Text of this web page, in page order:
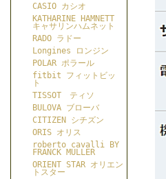
CASIO カシオ
KATHARINE HAMNETT
キャサリンハムネット
RADO ラドー
Longines ロンジン
POLAR ポラール
fitbit フィットビッ
ト
TISSOT ティソ
BULOVA ブローバ
CITIZEN シチズン
ORIS オリス
roberto cavalli BY
FRANCK MULLER
ORIENT STAR オリエン
トスター